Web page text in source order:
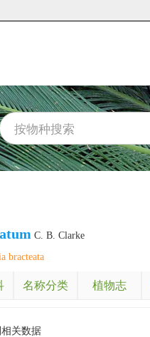
C. B. Clarke
bracteata
名称分类 植物志
关数据